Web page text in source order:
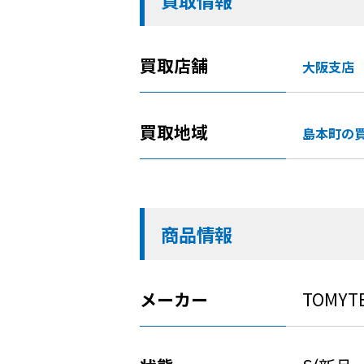
買取店舗 大阪支店
買取地域 島本町の
商品情報
メーカー